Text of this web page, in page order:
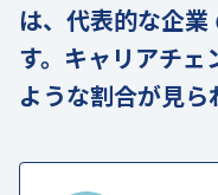
は、代表的な企業
す。キャリアチ
ような割合が見ら